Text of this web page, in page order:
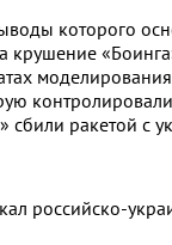
которого
крушение
ракетой с
российско-